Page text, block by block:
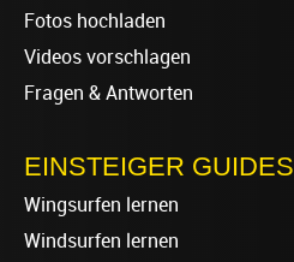
Fotos hochladen
Videos vorschlagen
Fragen & Antworten
EINSTEIGER GUIDES
Wingsurfen lernen
Windsurfen lernen